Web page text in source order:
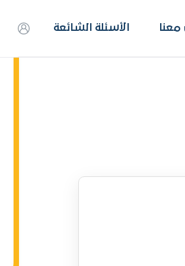
معنا الأسئلة الشائعة